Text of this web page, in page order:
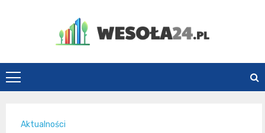
Wesoła24.pl
Aktualności